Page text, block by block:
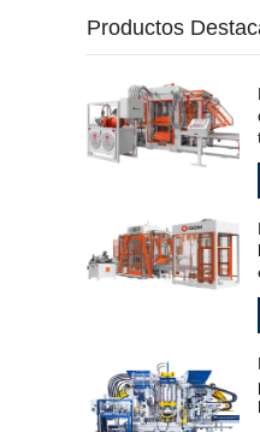
Productos